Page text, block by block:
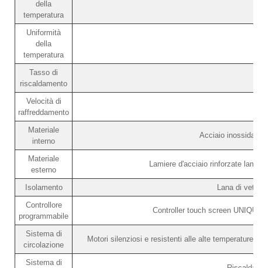
della
temperatura
Uniformità
della
temperatura
Tasso di
riscaldamento
Velocità di
raffreddamento
Materiale
interno
Acciaio
Materiale
esterno
Lamiere d'acciaio rinforzate
Isolamento
Lana di
Controllore
programmabile
Controller touch screen
Sistema di
circolazione
Motori silenziosi e resistenti alle alte temperature,
Sistema di